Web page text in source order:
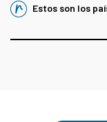
Estos son los